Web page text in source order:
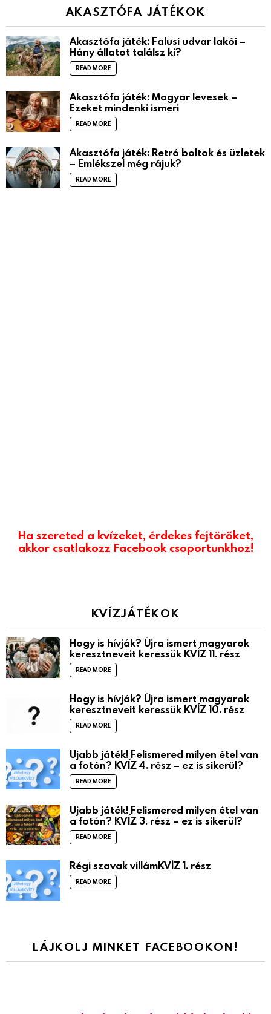
AKASZTÓFA JÁTÉKOK
Akasztófa játék: Falusi udvar lakói –
Hány állatot találsz ki?
READ MORE
Akasztófa játék: Magyar levesek –
Ezeket mindenki ismeri
READ MORE
Akasztófa játék: Retró boltok és üzletek
– Emlékszel még rájuk?
READ MORE
Ha szereted a kvízeket, érdekes fejtörőket,
akkor csatlakozz Facebook csoportunkhoz!
KVÍZJÁTÉKOK
Hogy is hívják? Újra ismert magyarok
keresztneveit keressük KVÍZ 11. rész
READ MORE
Hogy is hívják? Újra ismert magyarok
keresztneveit keressük KVÍZ 10. rész
READ MORE
Újabb játék! Felismered milyen étel van
a fotón? KVÍZ 4. rész – ez is sikerül?
READ MORE
Újabb játék! Felismered milyen étel van
a fotón? KVÍZ 3. rész – ez is sikerül?
READ MORE
Régi szavak villámKVÍZ 1. rész
READ MORE
LÁJKOLJ MINKET FACEBOOKON!